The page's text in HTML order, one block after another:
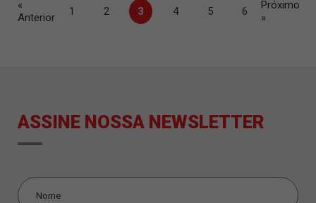
«
Anterior
1 2 3 4 5 6
Próximo
»
ASSINE NOSSA NEWSLETTER